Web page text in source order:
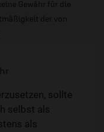
Gewähr für die
der von
sollte
selbst als
als